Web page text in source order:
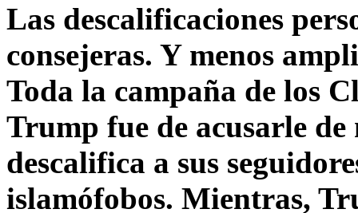
Las descalificaciones
consejeras. Y menos
Toda la campaña de los
Trump fue de acusarle
descalifica a sus
islamófobos. Mientras,